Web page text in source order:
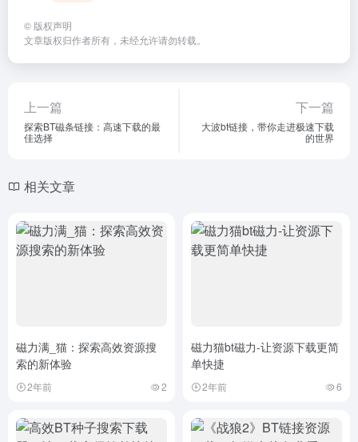
© 版权声明
文章版权归作者所有，未经允许请勿转载。
上一篇
探索BT磁条链接：高速下载的最
佳选择
下一篇
大波bt链接，带你走进极速下载
的世界
相关文章
磁力满_猫：探索高效资源搜
索的新体验
2年前 2
磁力猫bt磁力-让资源下载更简
单快捷
2年前 6